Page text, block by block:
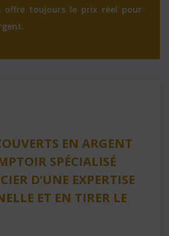
offre toujours le prix réel pour
EN ARGENT
SPÉCIALISÉ
D’UNE EXPERTISE
ET EN TIRER LE